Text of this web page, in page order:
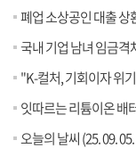
폐업 소상공인 대출 상
국내 기업 남녀 임금
"K-컬처, 기회이자 위
잇따르는 리튬이온 배
오늘의 날씨 (25. 09.